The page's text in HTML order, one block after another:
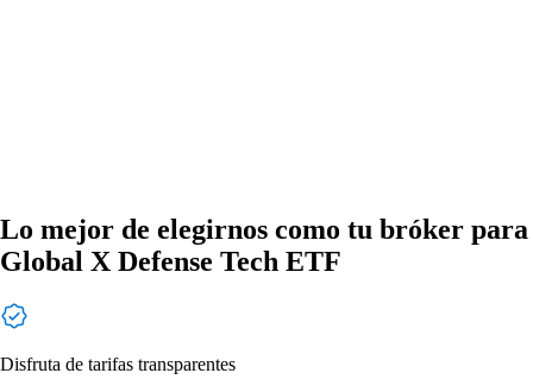
Lo mejor de elegirnos como tu bróker para
Global X Defense Tech ETF
Disfruta de tarifas transparentes